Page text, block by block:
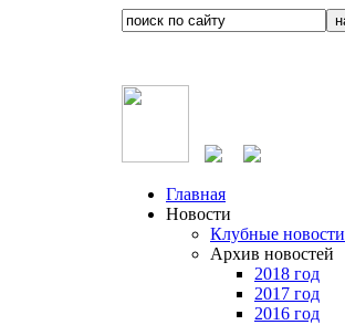
Главная
Новости
Клубные новости
Архив новостей
2018 год
2017 год
2016 год